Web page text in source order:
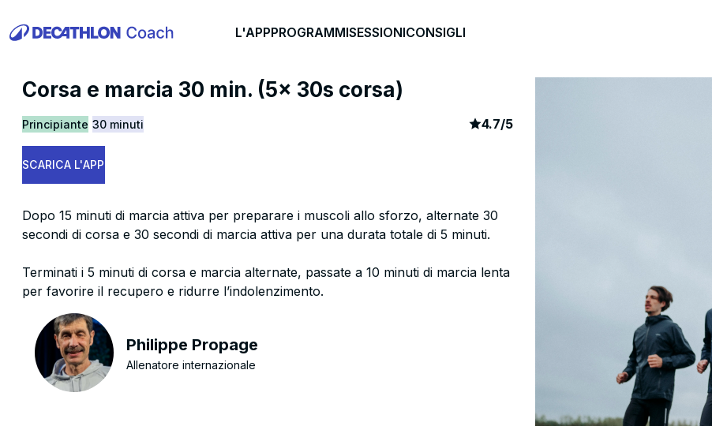
L'APPPROGRAMMISESSIONICONSIGLI
Corsa e marcia 30 min. (5x 30s corsa)
Principiante 30 minuti article rating
4.7/53299
SCARICA L'APP
Dopo 15 minuti di marcia attiva per preparare i muscoli allo sforzo, alternate 30
secondi di corsa e 30 secondi di marcia attiva per una durata totale di 5 minuti.
Terminati i 5 minuti di corsa e marcia alternate, passate a 10 minuti di marcia lenta
per favorire il recupero e ridurre l’indolenzimento.
Philippe Propage
Allenatore internazionale